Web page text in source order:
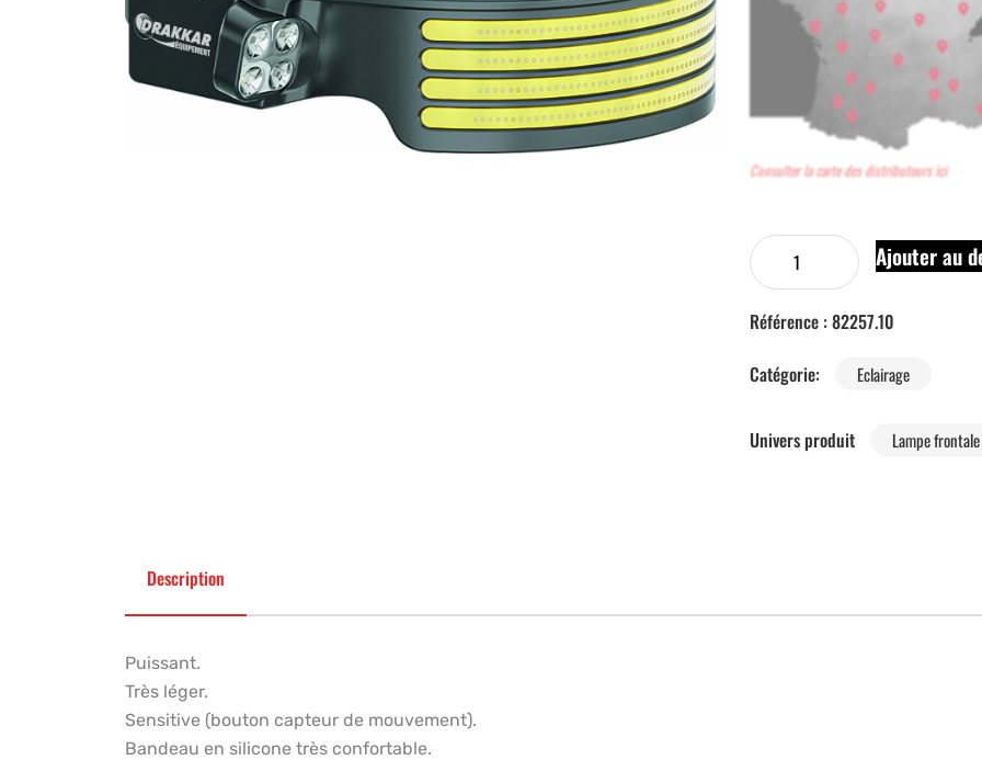
Consulter la carte des distributeurs ici
Ajouter au
Référence : 82257.10
Catégorie:
Eclairage
Univers produit Lampe
Description
Puissant.
Très léger.
Sensitive (bouton capteur de mouvement).
Bandeau en silicone très confortable.